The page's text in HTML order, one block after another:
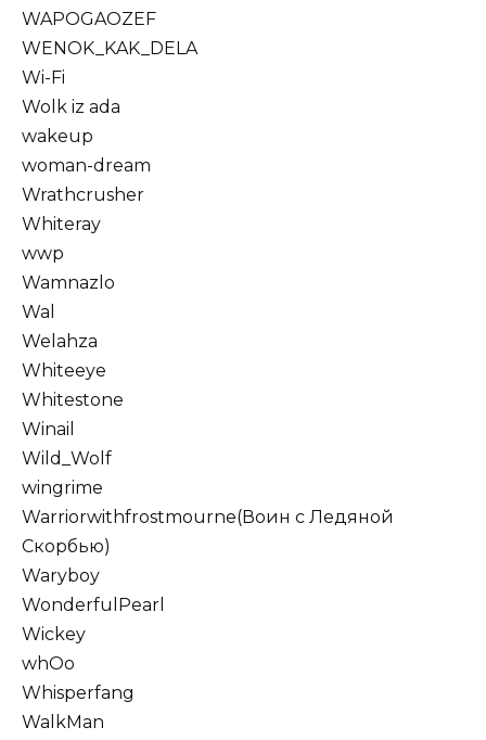
WAPOGAOZEF
WENOK_KAK_DELA
Wi-Fi
Wolk iz ada
wakeup
woman-dream
Wrathcrusher
Whiteray
wwp
Wamnazlo
Wal
Welahza
Whiteeye
Whitestone
Winail
Wild_Wolf
wingrime
Warriorwithfrostmourne(Воин с Ледяной
Скорбью)
Waryboy
WonderfulPearl
Wickey
whOo
Whisperfang
WalkMan